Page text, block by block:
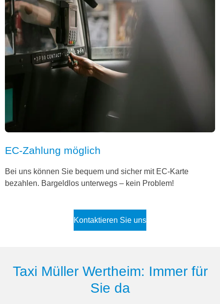
EC-Zahlung möglich
Bei uns können Sie bequem und sicher mit EC-Karte
bezahlen. Bargeldlos unterwegs – kein Problem!
Kontaktieren Sie uns
Taxi Müller Wertheim: Immer für
Sie da